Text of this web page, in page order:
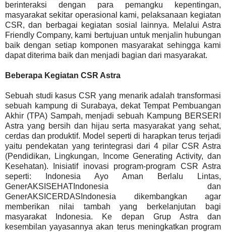
berinteraksi dengan para pemangku kepentingan,
masyarakat sekitar operasional kami, pelaksanaan kegiatan
CSR, dan berbagai kegiatan sosial lainnya. Melalui Astra
Friendly Company, kami bertujuan untuk menjalin hubungan
baik dengan setiap komponen masyarakat sehingga kami
dapat diterima baik dan menjadi bagian dari masyarakat.
Beberapa Kegiatan CSR Astra
Sebuah studi kasus CSR yang menarik adalah transformasi
sebuah kampung di Surabaya, dekat Tempat Pembuangan
Akhir (TPA) Sampah, menjadi sebuah Kampung BERSERI
Astra yang bersih dan hijau serta masyarakat yang sehat,
cerdas dan produktif. Model seperti di harapkan terus terjadi
yaitu pendekatan yang terintegrasi dari 4 pilar CSR Astra
(Pendidikan, Lingkungan, Income Generating Activity, dan
Kesehatan). Inisiatif inovasi program-program CSR Astra
seperti: Indonesia Ayo Aman Berlalu Lintas,
GenerAKSISEHATIndonesia dan
GenerAKSICERDASIndonesia dikembangkan agar
memberikan nilai tambah yang berkelanjutan bagi
masyarakat Indonesia. Ke depan Grup Astra dan
kesembilan yayasannya akan terus meningkatkan program